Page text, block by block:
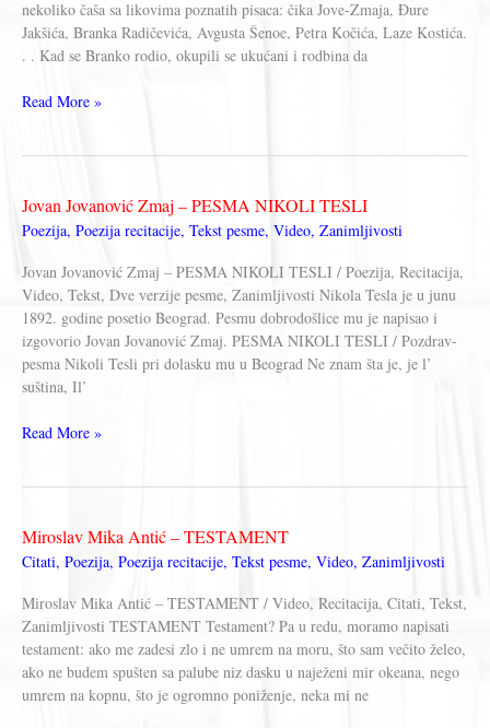
nekoliko čaša sa likovima poznatih pisaca: čika Jove-Zmaja, Đure
Jakšića, Branka Radičevića, Avgusta Šenoe, Petra Kočića, Laze Kostića.
. . Kad se Branko rodio, okupili se ukućani i rodbina da
Kad
dete
–
anegdote
Read More »
Jovan Jovanović Zmaj – PESMA NIKOLI TESLI
Poezija, Poezija recitacije, Tekst pesme, Video, Zanimljivosti
Jovan Jovanović Zmaj – PESMA NIKOLI TESLI / Poezija, Recitacija,
Video, Tekst, Dve verzije pesme, Zanimljivosti Nikola Tesla je u junu
1892. godine posetio Beograd. Pesmu dobrodošlice mu je napisao i
izgovorio Jovan Jovanović Zmaj. PESMA NIKOLI TESLI / Pozdrav-
pesma Nikoli Tesli pri dolasku mu u Beograd Ne znam šta je, je l’
suština, Il’
Jovan
NIKOLI
TESLI
Read More »
Miroslav Mika Antić – TESTAMENT
Citati, Poezija, Poezija recitacije, Tekst pesme, Video, Zanimljivosti
Miroslav Mika Antić – TESTAMENT / Video, Recitacija, Citati, Tekst,
Zanimljivosti TESTAMENT Testament? Pa u redu, moramo napisati
testament: ako me zadesi zlo i ne umrem na moru, što sam večito želeo,
ako ne budem spušten sa palube niz dasku u naježeni mir okeana, nego
umrem na kopnu, što je ogromno poniženje, neka mi ne